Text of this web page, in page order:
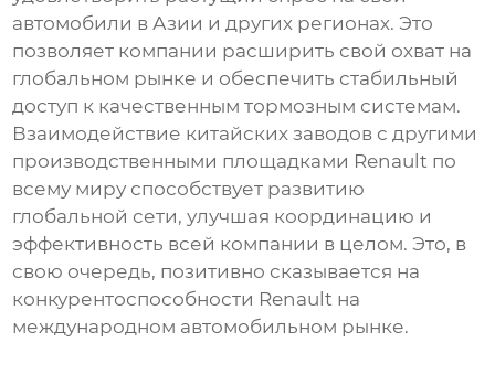
автомобили в Азии и других регионах. Это
позволяет компании расширить свой охват на
глобальном рынке и обеспечить стабильный
доступ к качественным тормозным системам.
Взаимодействие китайских заводов с другими
производственными площадками Renault по
всему миру способствует развитию
глобальной сети, улучшая координацию и
эффективность всей компании в целом. Это, в
свою очередь, позитивно сказывается на
конкурентоспособности Renault на
международном автомобильном рынке.